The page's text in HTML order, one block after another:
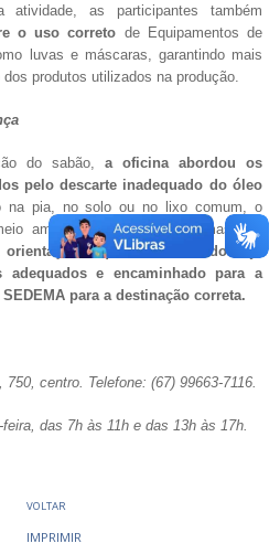
atividade, as participantes também
o uso correto de Equipamentos de
luvas e máscaras, garantindo mais
produtos utilizados na produção.
do sabão, a oficina abordou os
pelo descarte inadequado do óleo
na pia, no solo ou no lixo comum, o
ambiente e causar problemas nas
é que o óleo usado seja
adequados e encaminhado para a
para a destinação correta.
centro. Telefone: (67) 99663-7116.
das 7h às 11h e das 13h às 17h.
VOLTAR
IMPRIMIR